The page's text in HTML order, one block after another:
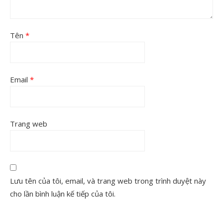
Tên *
Email *
Trang web
Lưu tên của tôi, email, và trang web trong trình duyệt này
cho lần bình luận kế tiếp của tôi.